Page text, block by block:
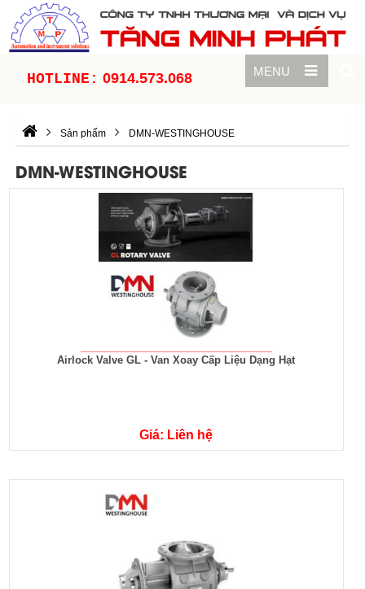
HOTLINE: 0914.573.068 MENU
Sản phẩm DMN-WESTINGHOUSE
DMN-WESTINGHOUSE
Airlock Valve GL - Van Xoay Cấp Liệu Dạng Hạt
Giá: Liên hệ